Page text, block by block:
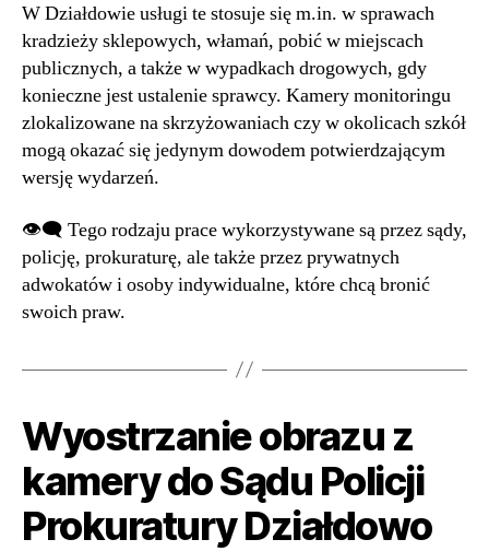
W Działdowie usługi te stosuje się m.in. w sprawach
kradzieży sklepowych, włamań, pobić w miejscach
publicznych, a także w wypadkach drogowych, gdy
konieczne jest ustalenie sprawcy. Kamery monitoringu
zlokalizowane na skrzyżowaniach czy w okolicach szkół
mogą okazać się jedynym dowodem potwierdzającym
wersję wydarzeń.
👁‍🗨 Tego rodzaju prace wykorzystywane są przez sądy,
policję, prokuraturę, ale także przez prywatnych
adwokatów i osoby indywidualne, które chcą bronić
swoich praw.
Wyostrzanie obrazu z
kamery do Sądu Policji
Prokuratury Działdowo